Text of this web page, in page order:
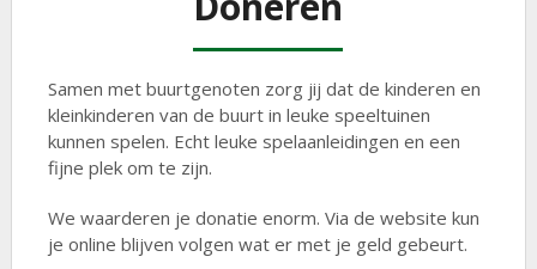
Samen met buurtgenoten zorg jij dat de kinderen en
kleinkinderen van de buurt in leuke speeltuinen
kunnen spelen. Echt leuke spelaanleidingen en een
fijne plek om te zijn.
We waarderen je donatie enorm. Via de website kun
je online blijven volgen wat er met je geld gebeurt.